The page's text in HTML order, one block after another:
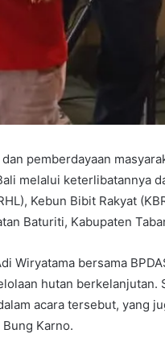
pemberdayaan
melalui keterlibatannya
Kebun Bibit Rakyat
Baturiti, Kabupaten
Wiryatama bersama
hutan berkelanjutan.
acara tersebut, yang
Karno.